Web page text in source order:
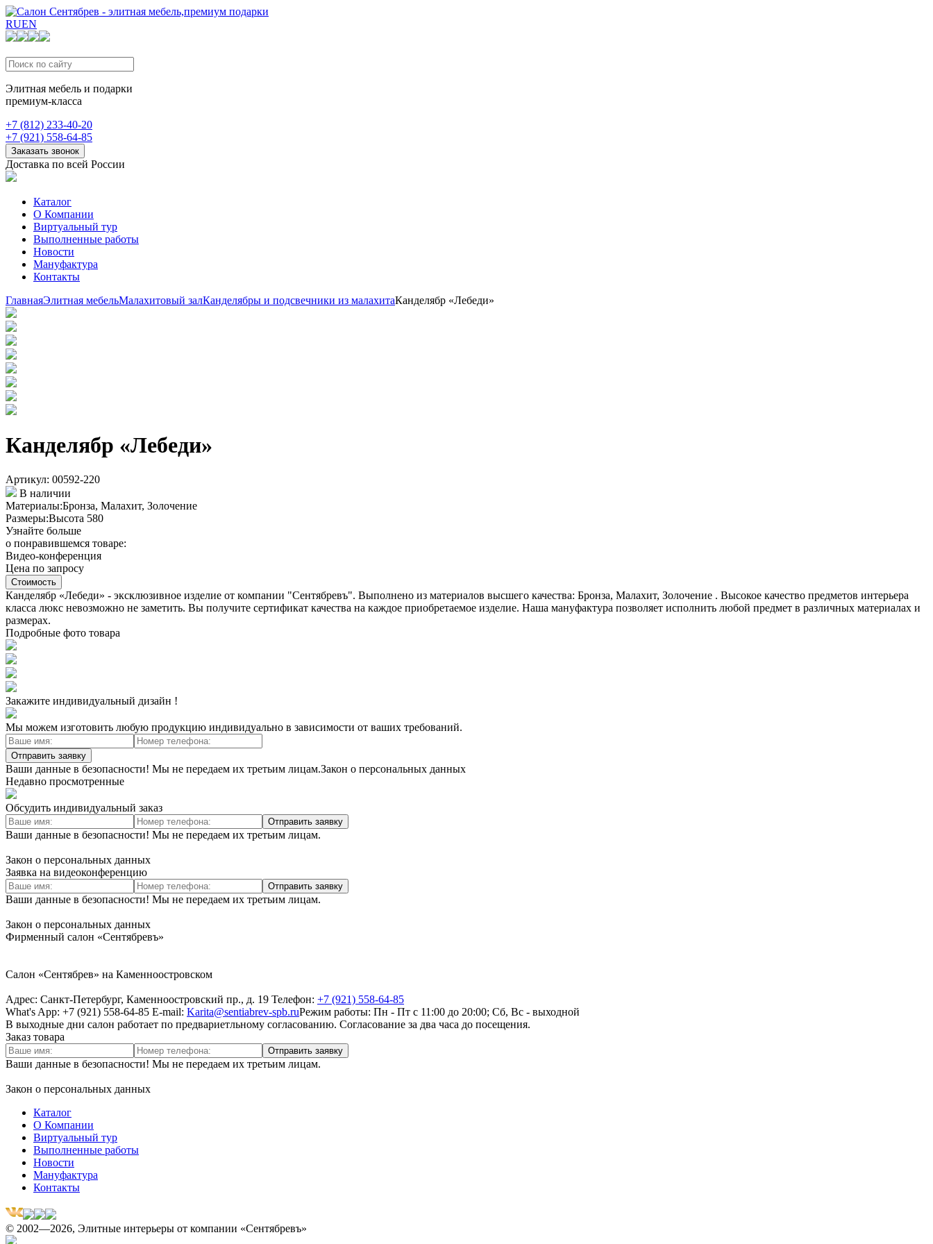
RUEN
Элитная мебель и подарки
премиум-класса
+7 (812) 233-40-20
+7 (921) 558-64-85
Заказать звонок
Доставка по всей России
Каталог
О Компании
Виртуальный тур
Выполненные работы
Новости
Мануфактура
Контакты
ГлавнаяЭлитная мебельМалахитовый залКанделябры и подсвечники из малахитаКанделябр «Лебеди»
Канделябр «Лебеди»
Артикул: 00592-220
В наличии
Материалы:Бронза, Малахит, Золочение
Размеры:Высота 580
Узнайте больше
о понравившемся товаре:
Видео-конференция
Цена по запросу
Стоимость
Канделябр «Лебеди» - эксклюзивное изделие от компании "Сентябревъ". Выполнено из материалов высшего качества: Бронза, Малахит, Золочение . Высокое качество предметов интерьера
класса люкс невозможно не заметить. Вы получите сертификат качества на каждое приобретаемое изделие. Наша мануфактура позволяет исполнить любой предмет в различных материалах и
размерах.
Подробные фото товара
Закажите индивидуальный дизайн !
Мы можем изготовить любую продукцию индивидуально в зависимости от ваших требований.
Отправить заявку
Ваши данные в безопасности! Мы не передаем их третьим лицам.Закон о персональных данных
Недавно просмотренные
Обсудить индивидуальный заказ
Отправить заявку
Ваши данные в безопасности! Мы не передаем их третьим лицам.
Закон о персональных данных
Заявка на видеоконференцию
Отправить заявку
Ваши данные в безопасности! Мы не передаем их третьим лицам.
Закон о персональных данных
Фирменный салон «Сентябревъ»
Салон «Сентябрев» на Каменноостровском
Адрес: Санкт-Петербург, Каменноостровский пр., д. 19 Телефон: +7 (921) 558-64-85
What's App: +7 (921) 558-64-85 E-mail: Karita@sentiabrev-spb.ruРежим работы: Пн - Пт с 11:00 до 20:00; Сб, Вс - выходной
В выходные дни салон работает по предвариетльному согласованию. Согласование за два часа до посещения.
Заказ товара
Отправить заявку
Ваши данные в безопасности! Мы не передаем их третьим лицам.
Закон о персональных данных
Каталог
О Компании
Виртуальный тур
Выполненные работы
Новости
Мануфактура
Контакты
© 2002—2026, Элитные интерьеры от компании «Сентябревъ»